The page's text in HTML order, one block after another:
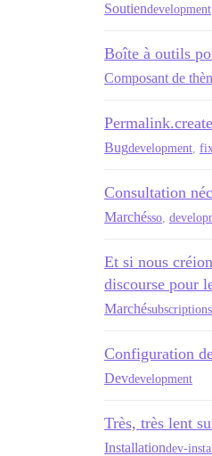
Soutiendevelopment
Boîte à outils
Composant de
Bugdevelopment
Consultation
Marchésso
Et si nous
discourse pour
Marchésubscriptions
Configuration
Devdevelopment
Très, très lent
Installationdev-